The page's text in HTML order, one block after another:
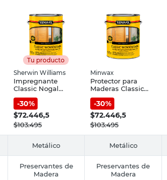
Tu producto
Sherwin Williams
Impregnante
Classic Nogal
Satinado 3,785 Lts
Minwax
-30%
$72.446,5
$103.495
Minwax
Protector para
Maderas Classic
Cristal Satinado
3.785 Lts Minwax
-30%
$72.446,5
$103.495
Metálico Metálico
Preservantes de
Madera
Preservantes de
Madera